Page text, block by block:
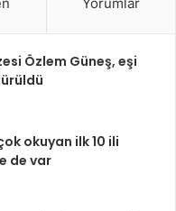
Özlem Güneş, eşi
okuyan ilk 10 ili
de var